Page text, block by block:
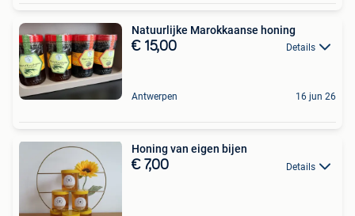
Natuurlijke Marokkaanse honing
€ 15,00 Details
Antwerpen 16 jun 26
Honing van eigen bijen
€ 7,00 Details